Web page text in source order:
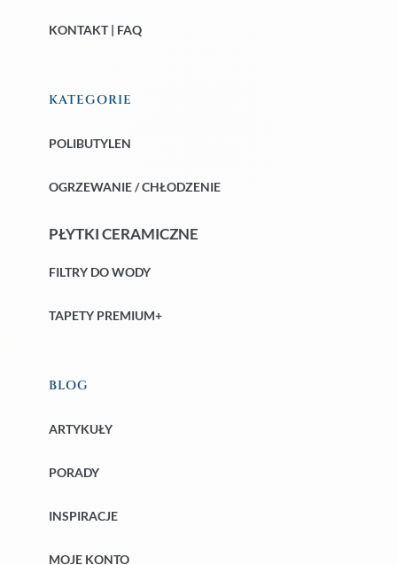
KONTAKT | FAQ
KATEGORIE
POLIBUTYLEN
OGRZEWANIE / CHŁODZENIE
PŁYTKI CERAMICZNE
FILTRY DO WODY
TAPETY PREMIUM+
BLOG
ARTYKUŁY
PORADY
INSPIRACJE
MOJE KONTO